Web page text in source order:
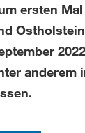
ersten
anderem